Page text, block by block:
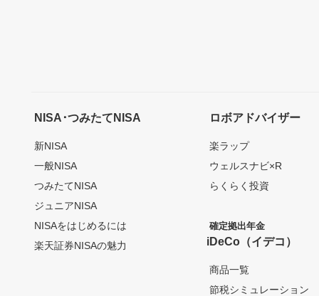
NISA･つみたてNISA
新NISA
一般NISA
つみたてNISA
ジュニアNISA
NISAをはじめるには
楽天証券NISAの魅力
ロボアドバイザー
楽ラップ
ウェルスナビ×R
らくらく投資
確定拠出年金
iDeCo（イデコ）
商品一覧
節税シミュレーション